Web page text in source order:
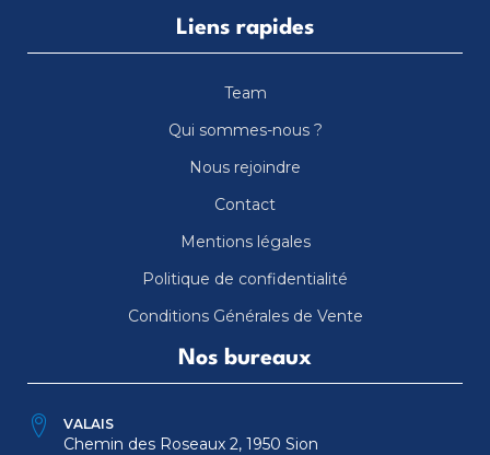
Liens rapides
Team
Qui sommes-nous ?
Nous rejoindre
Contact
Mentions légales
Politique de confidentialité
Conditions Générales de Vente
Nos bureaux
VALAIS
Chemin des Roseaux 2, 1950 Sion